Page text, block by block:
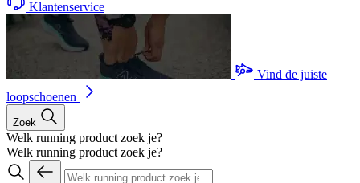
Klantenservice
Vind de juiste
loopschoenen
Zoek
Welk running product zoek je?
Welk running product zoek je?